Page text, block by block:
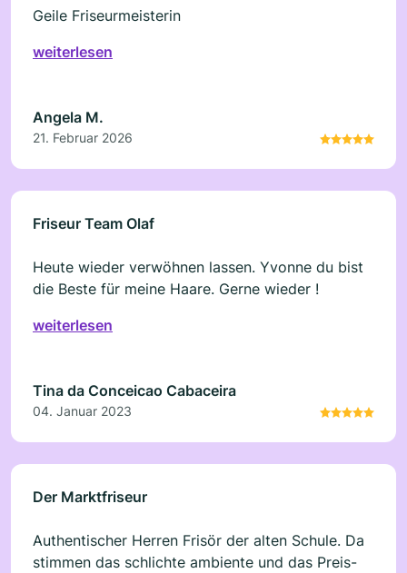
Geile Friseurmeisterin
weiterlesen
Angela M.
21. Februar 2026
Friseur Team Olaf
Heute wieder verwöhnen lassen. Yvonne du bist
die Beste für meine Haare. Gerne wieder !
weiterlesen
Tina da Conceicao Cabaceira
04. Januar 2023
Der Marktfriseur
Authentischer Herren Frisör der alten Schule. Da
stimmen das schlichte ambiente und das Preis-